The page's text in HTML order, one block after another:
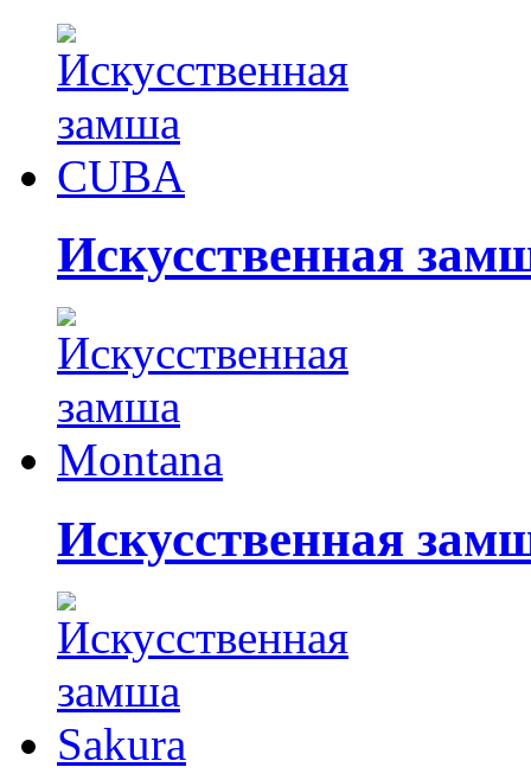
Искусственная
Искусственная